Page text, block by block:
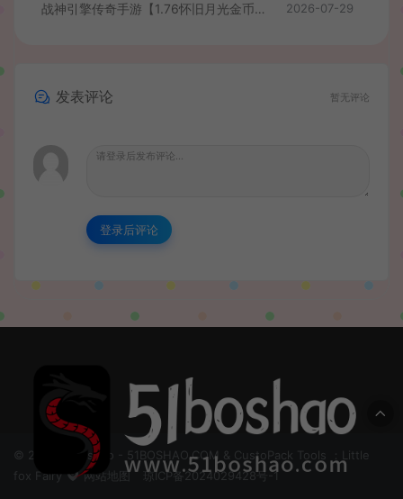
战神引擎传奇手游【1.76怀旧月光金币版】最新整理Win系复古服务端+安卓苹果双端+GM授权物品后台+详细搭建教程 2026-07-29
发表评论 暂无评论
登录后评论
© 2024 51boshao - 51BOSHAO.COM & CustoPack Tools ：Little
fox Fairy
网站地图 琼ICP备2024029428号-1